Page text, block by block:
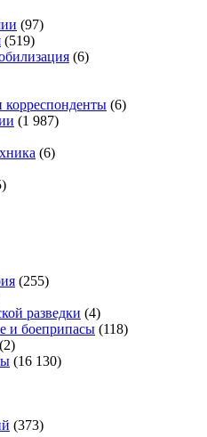
(97)
(519)
(6)
корреспонденты (6)
(1 987)
(6)
(255)
разведки (4)
и боеприпасы (118)
(2)
(16 130)
(373)